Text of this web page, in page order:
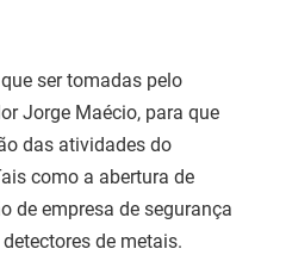
ser tomadas pelo
Jorge Maécio, para que
das atividades do
como a abertura de
de empresa de segurança
de metais.